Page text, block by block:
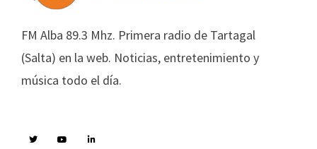
FM Alba 89.3 Mhz. Primera radio de Tartagal
(Salta) en la web. Noticias, entretenimiento y
música todo el día.